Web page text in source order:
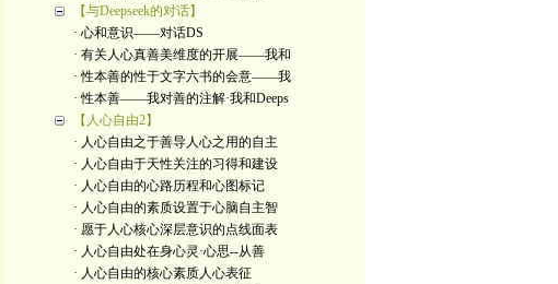
【与Deepseek的对话】
· 心和意识——对话DS
· 有关人心真善美维度的开展——我和
· 性本善的性于文字六书的会意——我
· 性本善——我对善的注解·我和Deeps
【人心自由2】
· 人心自由之于善导人心之用的自主
· 人心自由于天性关注的习得和建设
· 人心自由的心路历程和心图标记
· 人心自由的素质设置于心脑自主智
· 愿于人心核心深层意识的点线面表
· 人心自由处在身心灵·心思--从善
· 人心自由的核心素质人心表征